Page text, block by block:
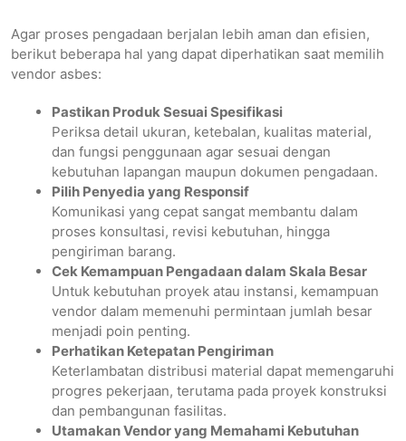
Agar proses pengadaan berjalan lebih aman dan efisien,
berikut beberapa hal yang dapat diperhatikan saat memilih
vendor asbes:
Pastikan Produk Sesuai Spesifikasi
Periksa detail ukuran, ketebalan, kualitas material,
dan fungsi penggunaan agar sesuai dengan
kebutuhan lapangan maupun dokumen pengadaan.
Pilih Penyedia yang Responsif
Komunikasi yang cepat sangat membantu dalam
proses konsultasi, revisi kebutuhan, hingga
pengiriman barang.
Cek Kemampuan Pengadaan dalam Skala Besar
Untuk kebutuhan proyek atau instansi, kemampuan
vendor dalam memenuhi permintaan jumlah besar
menjadi poin penting.
Perhatikan Ketepatan Pengiriman
Keterlambatan distribusi material dapat memengaruhi
progres pekerjaan, terutama pada proyek konstruksi
dan pembangunan fasilitas.
Utamakan Vendor yang Memahami Kebutuhan